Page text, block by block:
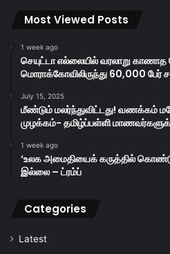
Most Viewed Posts
1 week ago
செயுட்டா எல்லையில் வரலாறு காணாத
மொராக்கோவிலிருந்து 60,000 பேர்
July 15, 2025
மீண்டும் மலர்ந்துவிட்டது! வணக்கம்
முழக்கம்- தமிழ்ப்பள்ளி
1 week ago
‘உலக அமைதியைக் கருத்தில்
இல்லை – ட்ரம்ப்
Categories
Latest